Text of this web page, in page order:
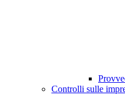
Controlli sulle